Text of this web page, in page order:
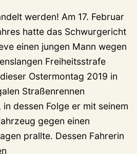
werden! Am 17. Februar
hatte das Schwurgericht
einen jungen Mann wegen
Freiheitsstrafe
Ostermontag 2019 in
Straßenrennen
dessen Folge er mit seinem
gegen einen
prallte. Dessen Fahrerin